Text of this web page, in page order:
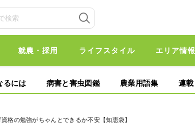
就農・採用 ライフスタイル エリア情報
るには 病害と害虫図鑑 農業用語集 連載
格の勉強がちゃんとできるか不安【知恵袋】